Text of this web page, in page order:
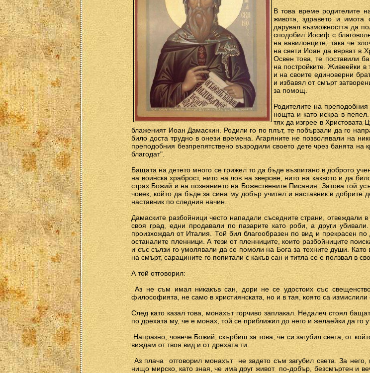
В това време родителите
живота, здравето и
дарувал възможността да
сподобил Иосиф с
на вавилонците, така че
на свети Иоан да вярват в
Освен това, те поставили
на постройките. Живеейки в
и на своите единоверни
и избавял от смърт
за помощ.
Родителите на
нощта и като искра в
тях да изгрее в Христовата
блаженият Иоан Дамаскин. Родили го по плът, те побързали да го
било доста трудно в онези времена. Агаряните не позволявали на
преподобния безпрепятствено възродили своето дете чрез банята
благодат".
Бащата на детето много се грижел то да бъде възпитано в доброто
на воинска храброст, нито на лов на зверове, нито на каквото и да
страх Божий и на познанието на Божествените Писания. Затова той
човек, който да бъде за сина му добър учител и наставник в добрите
наставник по следния начин.
Дамаските разбойници често нападали съседните страни, отвеждали
своя град, едни продавали по пазарите като роби, а други
произхождал от Италия. Той бил благообразен по вид и прекрасен
останалите пленници. А тези от пленниците, които разбойниците
и със сълзи го умолявали да се помоли на Бога за техните души. Като
на смърт, сарацините го попитали с какъв сан и титла се е ползвал в
А той отговорил:
Аз не съм имал никакъв сан, дори не се удостоих със
философията, не само в християнската, но и в тая, която са измислили
След като казал това, монахът горчиво заплакал. Недалеч стоял
по дрехата му, че е монах, той се приближил до него и желаейки да го
Напразно, човече Божий, скърбиш за това, че си загубил света, от
виждам от твоя вид и от дрехата ти.
Аз плача ­ отговорил монахът ­ не задето съм загубил света. За
нищо мирско, като зная, че има друг живот ­ по-добър, безсмъртен и